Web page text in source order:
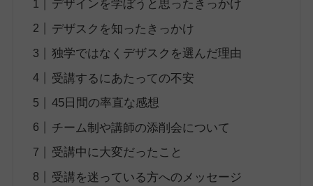
デザインを学ぼうと思ったきっかけ
デザスクを知ったきっかけ
独学ではなくデザスクを選んだ理由
受講するにあたっての不安
45日間の率直な感想
チーム制や講師の添削会について
受講中に大変だったこと
受講を迷っている方へのメッセージ